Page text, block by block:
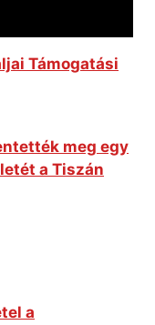
Támogatási
meg egy
a Tiszán
a